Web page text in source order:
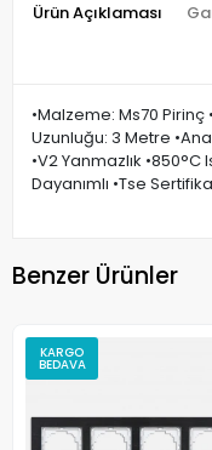
Ürün Açıklaması
•Malzeme: Ms70 Pirinç
Uzunluğu: 3 Metre
•V2 Yanmazlık •850°C
Dayanımlı •Tse
Benzer Ürünler
KARGO
BEDAVA